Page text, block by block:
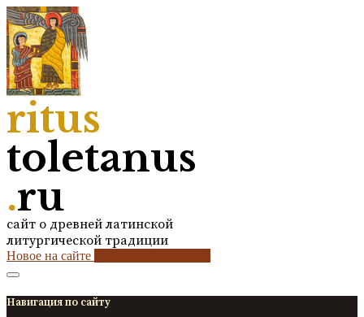
ritus
toletanus
.ru
сайт о древней латинской
литургической традиции
Новое на сайте
Навигация по сайту